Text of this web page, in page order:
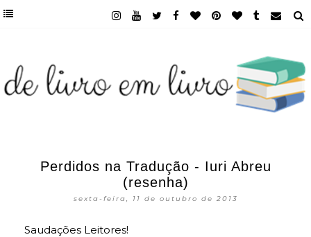
Perdidos na Tradução - Iuri Abreu
(resenha)
sexta-feira, 11 de outubro de 2013
Saudações Leitores!